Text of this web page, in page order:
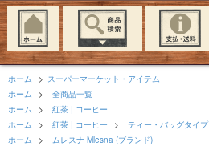
ホーム > スーパーマーケット・アイテム
ホーム
>
全商品一覧
ホーム
>
紅茶 | コーヒー
ホーム
> 紅茶 | コーヒー >
ティー・バッグタイプ
ホーム
> ムレスナ Mlesna (ブランド)